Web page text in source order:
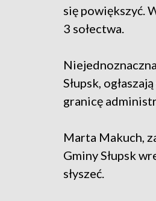
się powiększyć.
3 sołectwa.
Słupsk,
granicę
Marta Makuch,
Gminy Słupsk
słyszeć.